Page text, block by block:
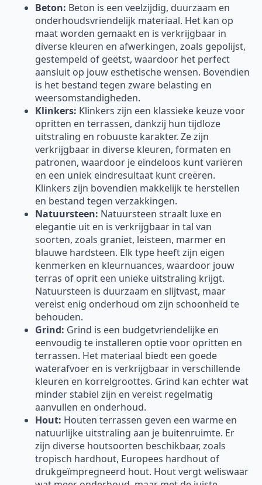
Beton: Beton is een veelzijdig, duurzaam en
onderhoudsvriendelijk materiaal. Het kan op
maat worden gemaakt en is verkrijgbaar in
diverse kleuren en afwerkingen, zoals gepolijst,
gestempeld of geëtst, waardoor het perfect
aansluit op jouw esthetische wensen. Bovendien
is het bestand tegen zware belasting en
weersomstandigheden.
Klinkers: Klinkers zijn een klassieke keuze voor
opritten en terrassen, dankzij hun tijdloze
uitstraling en robuuste karakter. Ze zijn
verkrijgbaar in diverse kleuren, formaten en
patronen, waardoor je eindeloos kunt variëren
en een uniek eindresultaat kunt creëren.
Klinkers zijn bovendien makkelijk te herstellen
en bestand tegen verzakkingen.
Natuursteen: Natuursteen straalt luxe en
elegantie uit en is verkrijgbaar in tal van
soorten, zoals graniet, leisteen, marmer en
blauwe hardsteen. Elk type heeft zijn eigen
kenmerken en kleurnuances, waardoor jouw
terras of oprit een unieke uitstraling krijgt.
Natuursteen is duurzaam en slijtvast, maar
vereist enig onderhoud om zijn schoonheid te
behouden.
Grind: Grind is een budgetvriendelijke en
eenvoudig te installeren optie voor opritten en
terrassen. Het materiaal biedt een goede
waterafvoer en is verkrijgbaar in verschillende
kleuren en korrelgroottes. Grind kan echter wat
minder stabiel zijn en vereist regelmatig
aanvullen en onderhoud.
Hout: Houten terrassen geven een warme en
natuurlijke uitstraling aan je buitenruimte. Er
zijn diverse houtsoorten beschikbaar, zoals
tropisch hardhout, Europees hardhout of
drukgeïmpregneerd hout. Hout vergt weliswaar